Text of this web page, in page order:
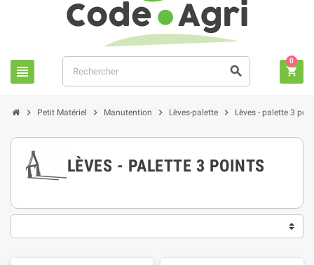
view_headline search shopping_cart
0
chevron_right Petit Matériel chevron_right Manutention chevron_right Lèves-palette chevron_right Lèves - palette 3
LÈVES - PALETTE 3 POINTS